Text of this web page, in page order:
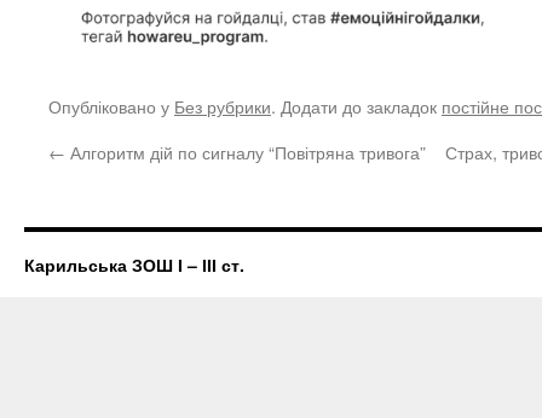
Опубліковано у Без рубрики. Додати до закладок постійне
← Алгоритм дій по сигналу “Повітряна тривога” Страх,
Карильська ЗОШ І – ІІІ ст.